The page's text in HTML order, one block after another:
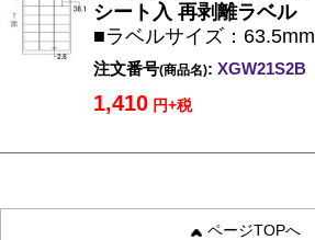
シート入 再剥離ラベル
■ラベルサイズ：
注文番号(商品名): XGW21S2B
1,410 円+税
ページTOPへ